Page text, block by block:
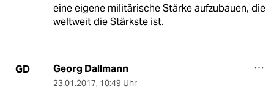
eine eigene militärische Stärke aufzubauen, die
weltweit die Stärkste ist.
GD Georg Dallmann
23.01.2017, 10:49 Uhr